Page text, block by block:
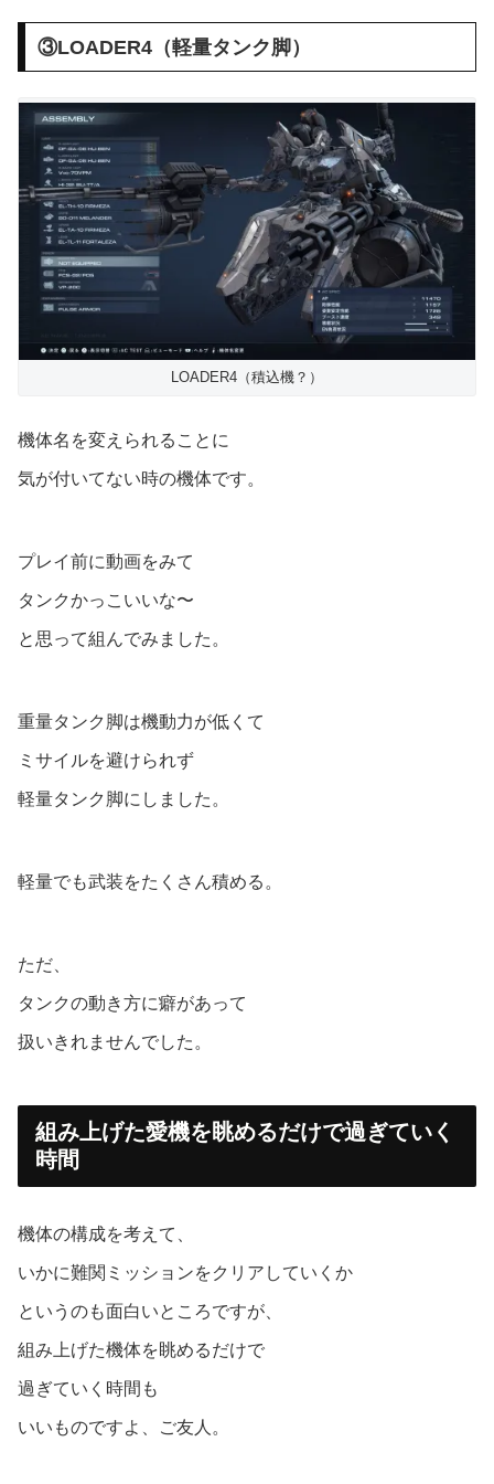
③LOADER4（軽量タンク脚）
LOADER4（積込機？）
機体名を変えられることに
気が付いてない時の機体です。
プレイ前に動画をみて
タンクかっこいいな〜
と思って組んでみました。
重量タンク脚は機動力が低くて
ミサイルを避けられず
軽量タンク脚にしました。
軽量でも武装をたくさん積める。
ただ、
タンクの動き方に癖があって
扱いきれませんでした。
組み上げた愛機を眺めるだけで過ぎていく
時間
機体の構成を考えて、
いかに難関ミッションをクリアしていくか
というのも面白いところですが、
組み上げた機体を眺めるだけで
過ぎていく時間も
いいものですよ、ご友人。